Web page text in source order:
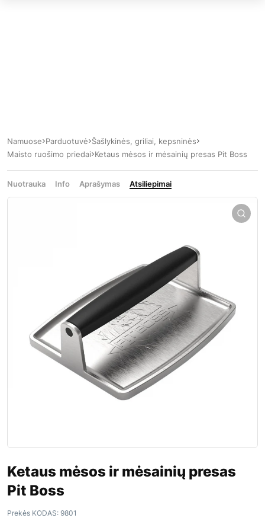
Namuose Parduotuvė Šašlykinės, griliai, kepsninės
Maisto ruošimo priedai Ketaus mėsos ir mėsainių presas Pit Boss
Nuotrauka Info Aprašymas Atsiliepimai
Ketaus mėsos ir mėsainių presas
Pit Boss
Prekės KODAS: 9801